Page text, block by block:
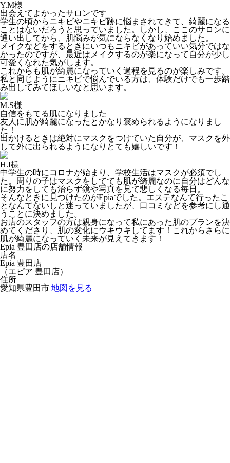
Y.M様
出会えてよかったサロンです
学生の頃からニキビやニキビ跡に悩まされてきて、綺麗になる
ことはないだろうと思っていました。しかし、ここのサロンに
通い出してから、肌悩みが気にならなくなり始めました。
メイクなどをするときにいつもニキビがあっていい気分ではな
かったのですが、最近はメイクするのが楽になって自分が少し
可愛くなれた気がします。
これからも肌が綺麗になっていく過程を見るのが楽しみです。
私と同じようにニキビで悩んでいる方は、体験だけでも一歩踏
み出してみてほしいなと思います。
M.S様
自信をもてる肌になりました
友人に肌が綺麗になったとかなり褒められるようになりまし
た！
出かけるときは絶対にマスクをつけていた自分が、マスクを外
して外に出られるようになりとても嬉しいです！
H.I様
中学生の時にコロナが始まり、学校生活はマスクが必須でし
た。周りの子はマスクをしてても肌が綺麗なのに自分はどんな
に努力をしても治らず鏡や写真を見て悲しくなる毎日。
そんなときに見つけたのがEpiaでした。エステなんて行ったこ
となんてないしと迷っていましたが、口コミなどを参考にし通
うことに決めました。
お店のスタッフの方は親身になって私にあった肌のプランを決
めてくださり、肌の変化にウキウキしてます！これからさらに
肌が綺麗になっていく未来が見えてきます！
Epia 豊田店の店舗情報
店名
Epia 豊田店
（エピア 豊田店）
住所
愛知県豊田市 地図を見る